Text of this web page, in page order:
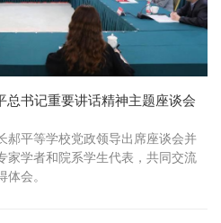
总书记重要讲话精神主题座谈会
郝平等学校党政领导出席座谈会并
家学者和院系学生代表，共同交流
会。